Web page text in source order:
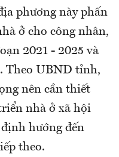
phương này phấn
ở cho công nhân,
2021 - 2025 và
Theo UBND tỉnh,
nên cần thiết
nhà ở xã hội
hướng đến
theo.